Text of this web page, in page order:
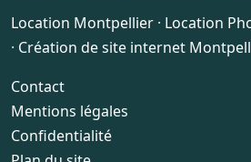
Location Montpellier · Location
· Création de site internet
Contact
Mentions légales
Confidentialité